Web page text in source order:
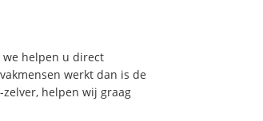
we helpen u direct
werkt dan is de
helpen wij graag